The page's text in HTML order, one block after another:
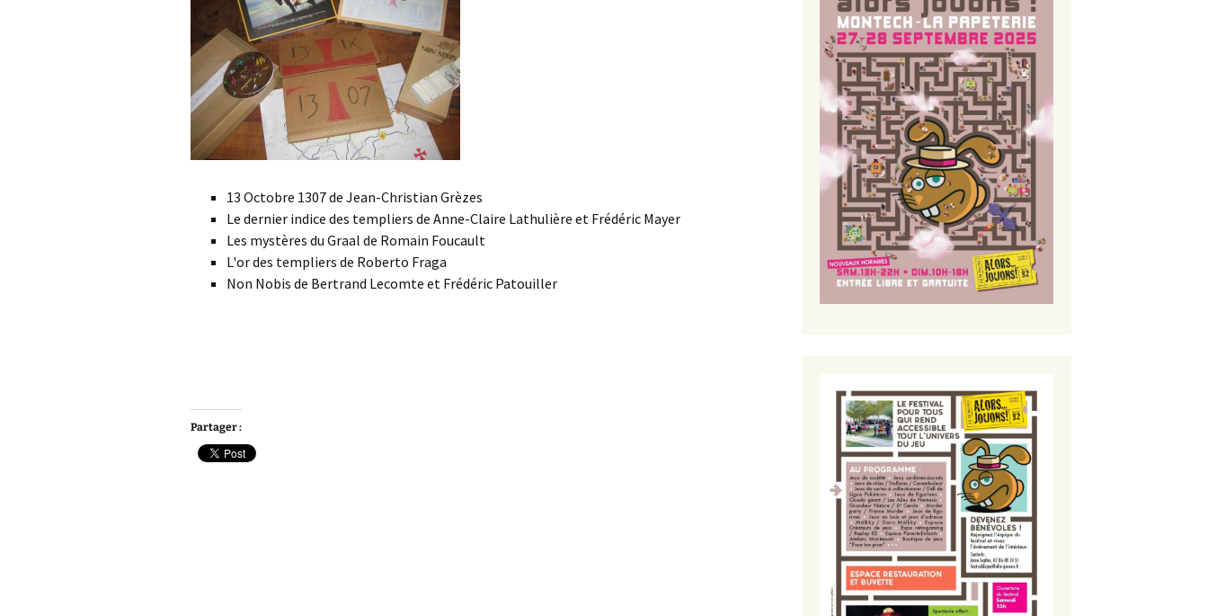
13 Octobre 1307 de Jean-Christian Grèzes
Le dernier indice des templiers de Anne-Claire Lathulière et Frédéric Mayer
Les mystères du Graal de Romain Foucault
L'or des templiers de Roberto Fraga
Non Nobis de Bertrand Lecomte et Frédéric Patouiller
Partager :